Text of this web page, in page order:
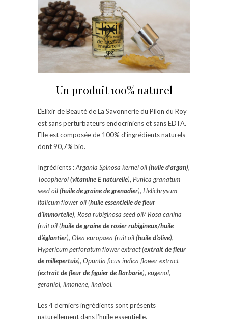
Un produit 100% naturel
L’Elixir de Beauté de La Savonnerie du Pilon du Roy
est sans perturbateurs endocriniens et sans EDTA.
Elle est composée de 100% d’ingrédients naturels
dont 90,7% bio.
Ingrédients :Argania Spinosa kernel oil (huile d’argan),
Tocopherol(vitamine E naturelle), Punica granatum
seed oil (huile de graine de grenadier), Helichrysum
italicum flower oil (huile essentielle de fleur
d’immortelle), Rosa rubiginosa seed oil/ Rosa canina
fruit oil (huile de graine de rosier rubigineux/huile
d’églantier), Olea europaea fruit oil (huile d’olive),
Hypericum perforatum flower extract (extrait de fleur
de millepertuis), Opuntia ficus-indica flower extract
(extrait de fleur de figuier de Barbarie), eugenol,
geraniol, limonene, linalool.
Les 4 derniers ingrédients sont présents
naturellement dans l’huile essentielle.